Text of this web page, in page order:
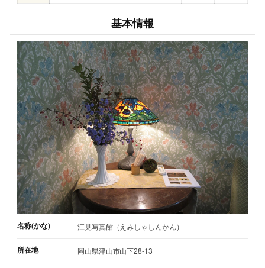
基本情報
名称(かな) 江見写真館（えみしゃしんかん）
所在地 岡山県津山市山下28-13